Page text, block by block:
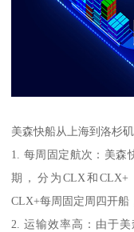
美森快船从上海到洛杉
1. 每周固定航次：美森
期，分为CLX和CLX+
CLX+每周固定周四开船
2. 运输效率高：由于